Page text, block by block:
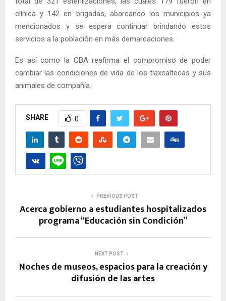
clínica y 142 en brigadas, abarcando los municipios ya
mencionados y se espera continuar brindando estos
servicios a la población en más demarcaciones.
Es así como la CBA reafirma el compromiso de poder
cambiar las condiciones de vida de los tlaxcaltecas y sus
animales de compañía.
SHARE 0
PREVIOUS POST
Acerca gobierno a estudiantes hospitalizados
programa “Educación sin Condición”
NEXT POST
Noches de museos, espacios para la creación y
difusión de las artes